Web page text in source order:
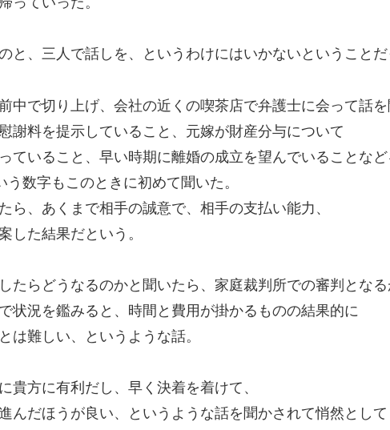
と、三人で話しを、というわけにはいかないということだ
中で切り上げ、会社の近くの喫茶店で弁護士に会って話を
謝料を提示していること、元嫁が財産分与について
ていること、早い時期に離婚の成立を望んでいることなど
う数字もこのときに初めて聞いた。
ら、あくまで相手の誠意で、相手の支払い能力、
した結果だという。
たらどうなるのかと聞いたら、家庭裁判所での審判となる
状況を鑑みると、時間と費用が掛かるものの結果的に
は難しい、というような話。
貴方に有利だし、早く決着を着けて、
んだほうが良い、というような話を聞かされて悄然として